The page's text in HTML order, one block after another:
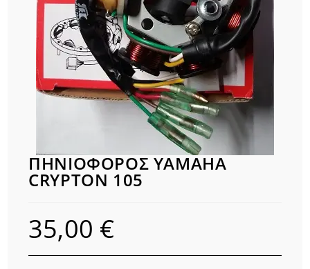
ΠΗΝΙΟΦΟΡΟΣ YAMAHA
CRYPTON 105
35,00 €